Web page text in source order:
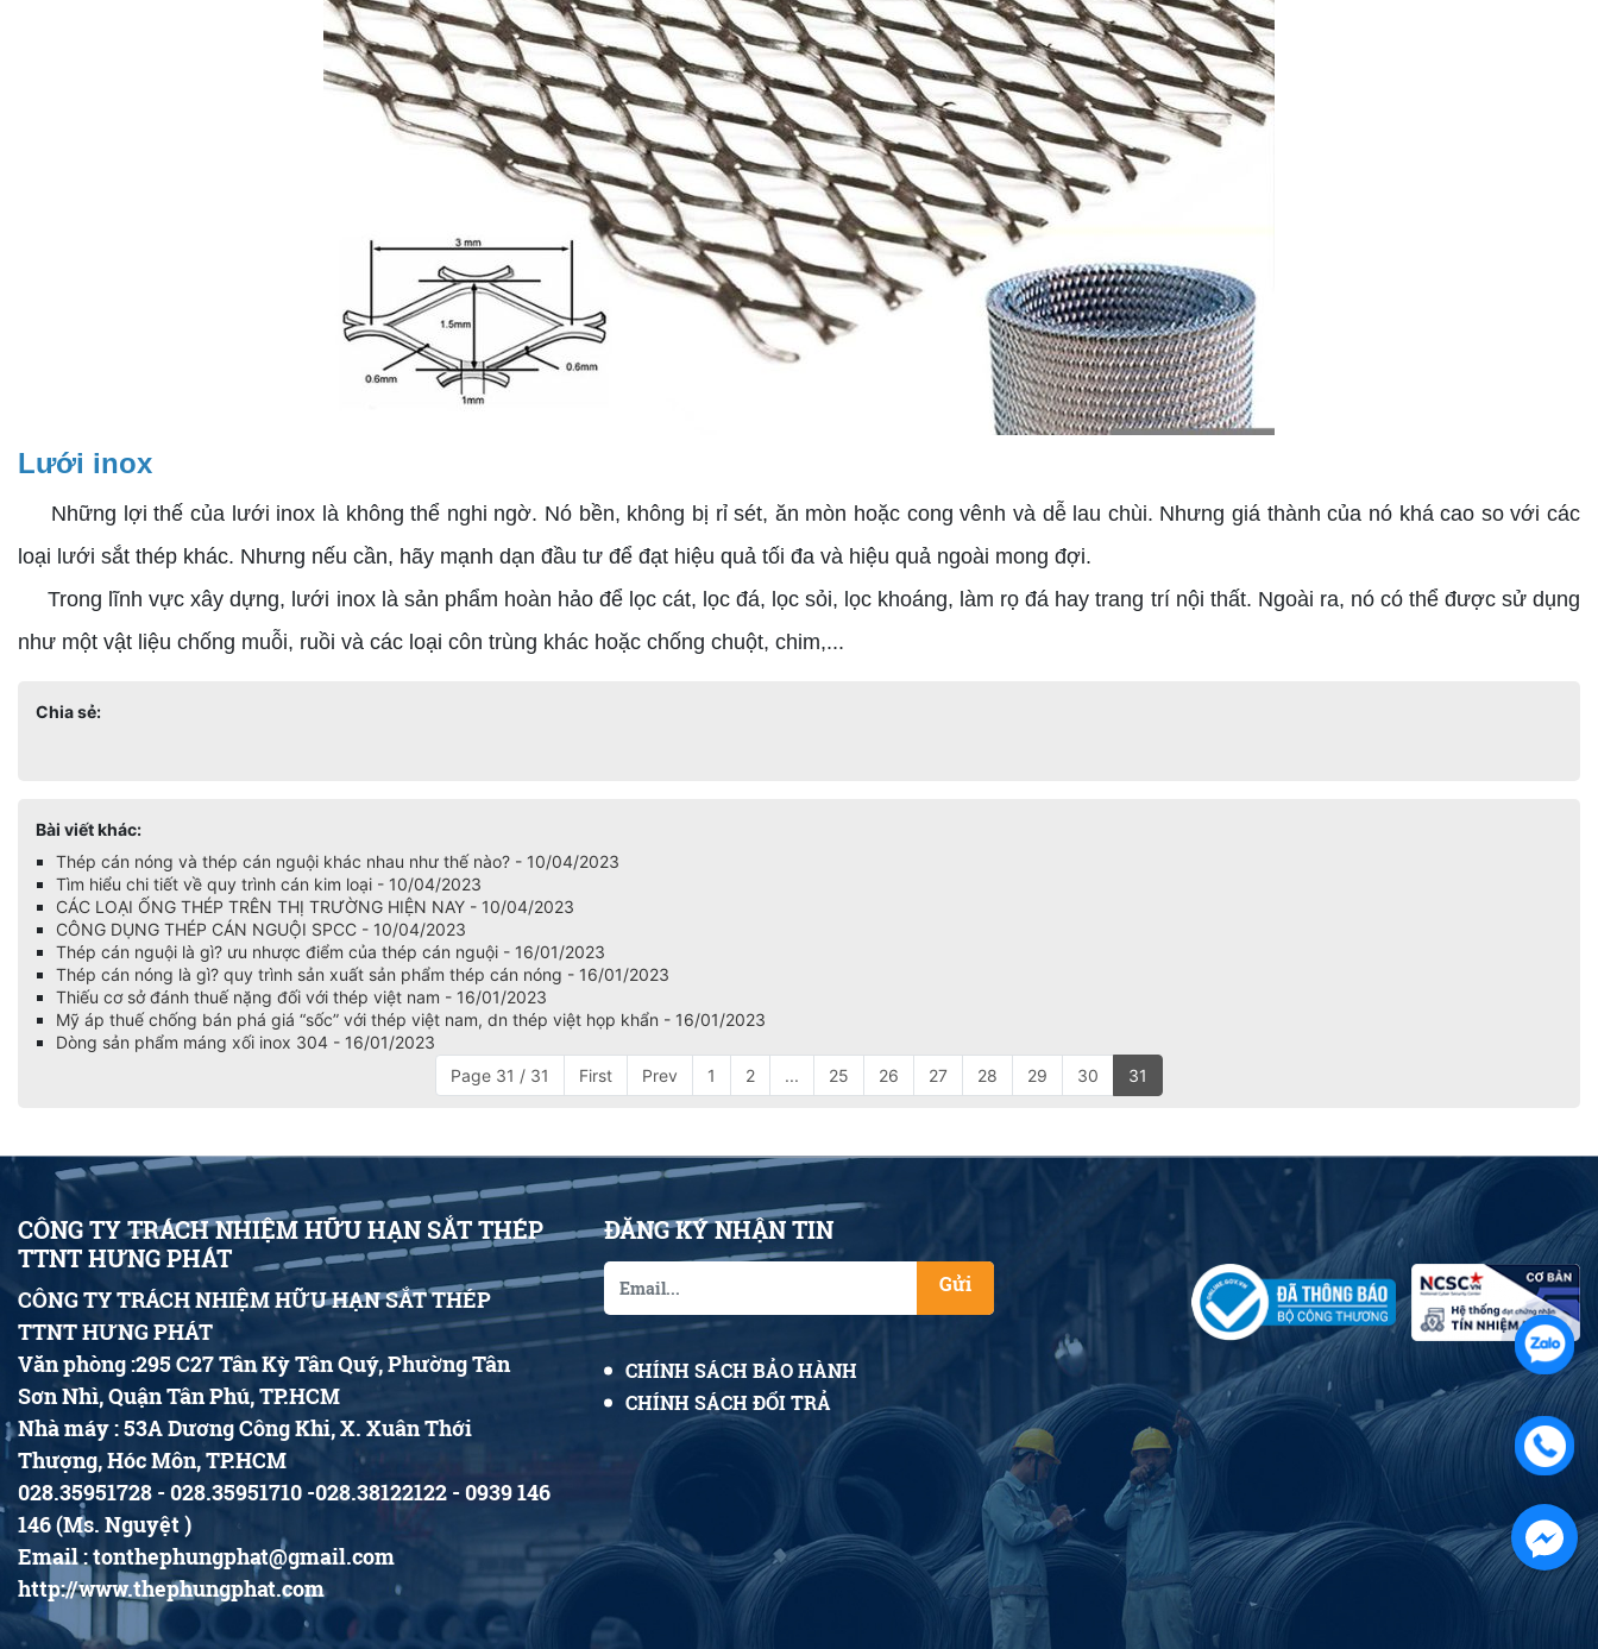
Lưới inox
Những lợi thế của lưới inox là không thể nghi ngờ. Nó bền, không bị rỉ sét, ăn mòn hoặc cong vênh và dễ lau chùi. Nhưng giá thành của nó khá cao so với các
loại lưới sắt thép khác. Nhưng nếu cần, hãy mạnh dạn đầu tư để đạt hiệu quả tối đa và hiệu quả ngoài mong đợi.
Trong lĩnh vực xây dựng, lưới inox là sản phẩm hoàn hảo để lọc cát, lọc đá, lọc sỏi, lọc khoáng, làm rọ đá hay trang trí nội thất. Ngoài ra, nó có thể được sử dụng
như một vật liệu chống muỗi, ruồi và các loại côn trùng khác hoặc chống chuột, chim,...
Chia sẻ:
Bài viết khác:
Thép cán nóng và thép cán nguội khác nhau như thế nào? - 10/04/2023
Tìm hiểu chi tiết về quy trình cán kim loại - 10/04/2023
CÁC LOẠI ỐNG THÉP TRÊN THỊ TRƯỜNG HIỆN NAY - 10/04/2023
CÔNG DỤNG THÉP CÁN NGUỘI SPCC - 10/04/2023
Thép cán nguội là gì? ưu nhược điểm của thép cán nguội - 16/01/2023
Thép cán nóng là gì? quy trình sản xuất sản phẩm thép cán nóng - 16/01/2023
Thiếu cơ sở đánh thuế nặng đối với thép việt nam - 16/01/2023
Mỹ áp thuế chống bán phá giá “sốc” với thép việt nam, dn thép việt họp khẩn - 16/01/2023
Dòng sản phẩm máng xối inox 304 - 16/01/2023
Page 31 / 31
First Prev 1 2 ... 25 26 27 28 29 30 31
CÔNG TY TRÁCH NHIỆM HỮU HẠN SẮT THÉP
TTNT HƯNG PHÁT
CÔNG TY TRÁCH NHIỆM HỮU HẠN SẮT THÉP
TTNT HƯNG PHÁT
Văn phòng :295 C27 Tân Kỳ Tân Quý, Phường Tân
Sơn Nhì, Quận Tân Phú, TP.HCM
Nhà máy : 53A Dương Công Khi, X. Xuân Thới
Thượng, Hóc Môn, TP.HCM
028.35951728 - 028.35951710 -028.38122122 - 0939 146
146 (Ms. Nguyệt )
Email : tonthephungphat@gmail.com
http://www.thephungphat.com
ĐĂNG KÝ NHẬN TIN
Gửi
CHÍNH SÁCH BẢO HÀNH
CHÍNH SÁCH ĐỔI TRẢ